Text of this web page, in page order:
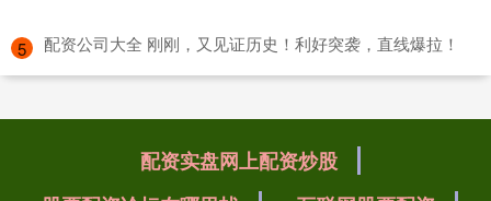
5 ​配资公司大全 刚刚，又见证历史！利好突袭，直线爆拉！
配资实盘网上配资炒股